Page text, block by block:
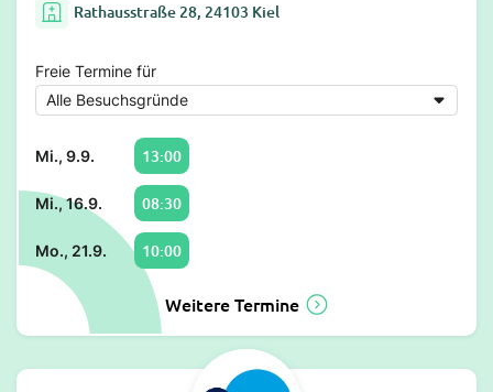
Rathausstraße 28, 24103 Kiel
Freie Termine für
Mi., 9.9. 13:00
Mi., 16.9. 08:30
Mo., 21.9. 10:00
Weitere Termine